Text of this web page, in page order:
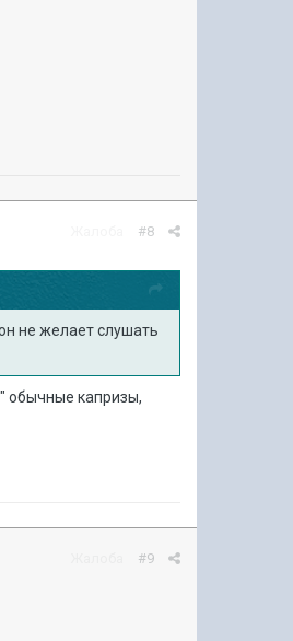
#8
не желает слушать
обычные капризы,
#9